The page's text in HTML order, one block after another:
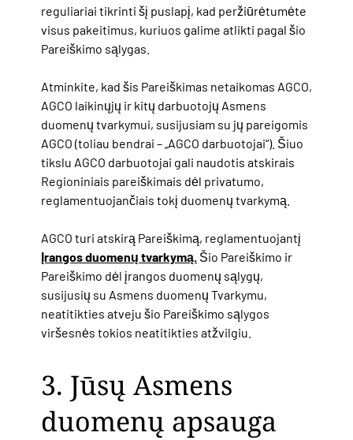
reguliariai tikrinti šį puslapį, kad peržiūrėtumėte
visus pakeitimus, kuriuos galime atlikti pagal šio
Pareiškimo sąlygas.
Atminkite, kad šis Pareiškimas netaikomas AGCO,
AGCO laikinųjų ir kitų darbuotojų Asmens
duomenų tvarkymui, susijusiam su jų pareigomis
AGCO (toliau bendrai – „AGCO darbuotojai“). Šiuo
tikslu AGCO darbuotojai gali naudotis atskirais
Regioniniais pareiškimais dėl privatumo,
reglamentuojančiais tokį duomenų tvarkymą.
AGCO turi atskirą Pareiškimą, reglamentuojantį
Įrangos duomenų tvarkymą. Šio Pareiškimo ir
Pareiškimo dėl įrangos duomenų sąlygų,
susijusių su Asmens duomenų Tvarkymu,
neatitikties atveju šio Pareiškimo sąlygos
viršesnės tokios neatitikties atžvilgiu.
3. Jūsų Asmens
duomenų apsauga